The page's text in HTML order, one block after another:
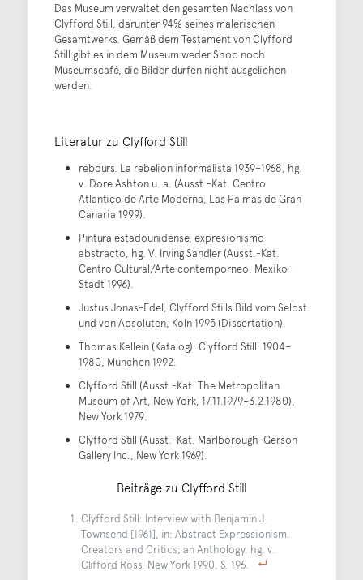
Das Museum verwaltet den gesamten Nachlass von
Clyfford Still, darunter 94% seines malerischen
Gesamtwerks. Gemäß dem Testament von Clyfford
Still gibt es in dem Museum weder Shop noch
Museumscafé, die Bilder dürfen nicht ausgeliehen
werden.
Literatur zu Clyfford Still
rebours. La rebelion informalista 1939–1968, hg.
v. Dore Ashton u. a. (Ausst.-Kat. Centro
Atlantico de Arte Moderna, Las Palmas de Gran
Canaria 1999).
Pintura estadounidense, expresionismo
abstracto, hg. V. Irving Sandler (Ausst.-Kat.
Centro Cultural/Arte contemporneo. Mexiko-
Stadt 1996).
Justus Jonas-Edel, Clyfford Stills Bild vom Selbst
und von Absoluten, Köln 1995 (Dissertation).
Thomas Kellein (Katalog): Clyfford Still: 1904–
1980, München 1992.
Clyfford Still (Ausst.-Kat. The Metropolitan
Museum of Art, New York, 17.11.1979–3.2.1980),
New York 1979.
Clyfford Still (Ausst.-Kat. Marlborough-Gerson
Gallery Inc., New York 1969).
Beiträge zu Clyfford Still
Clyfford Still: Interview with Benjamin J.
Townsend [1961], in: Abstract Expressionism.
Creators and Critics; an Anthology, hg. v.
Clifford Ross, New York 1990, S. 196.